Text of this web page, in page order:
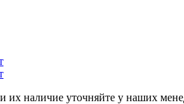
их наличие уточняйте у наших